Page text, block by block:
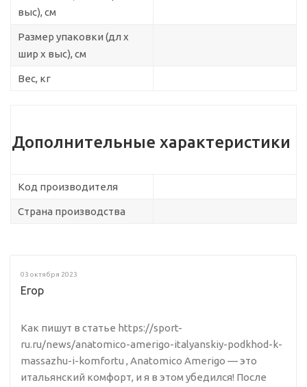
выс), см
Размер упаковки (дл х
шир х выс), см
Вес, кг
Дополнительные характеристики
Код производителя
Страна производства
03 октября 2023
Егор
Как пишут в статье https://sport-
ru.ru/news/anatomico-amerigo-italyanskiy-podkhod-k-
massazhu-i-komfortu , Anatomico Amerigo — это
итальянский комфорт, и я в этом убедился! После